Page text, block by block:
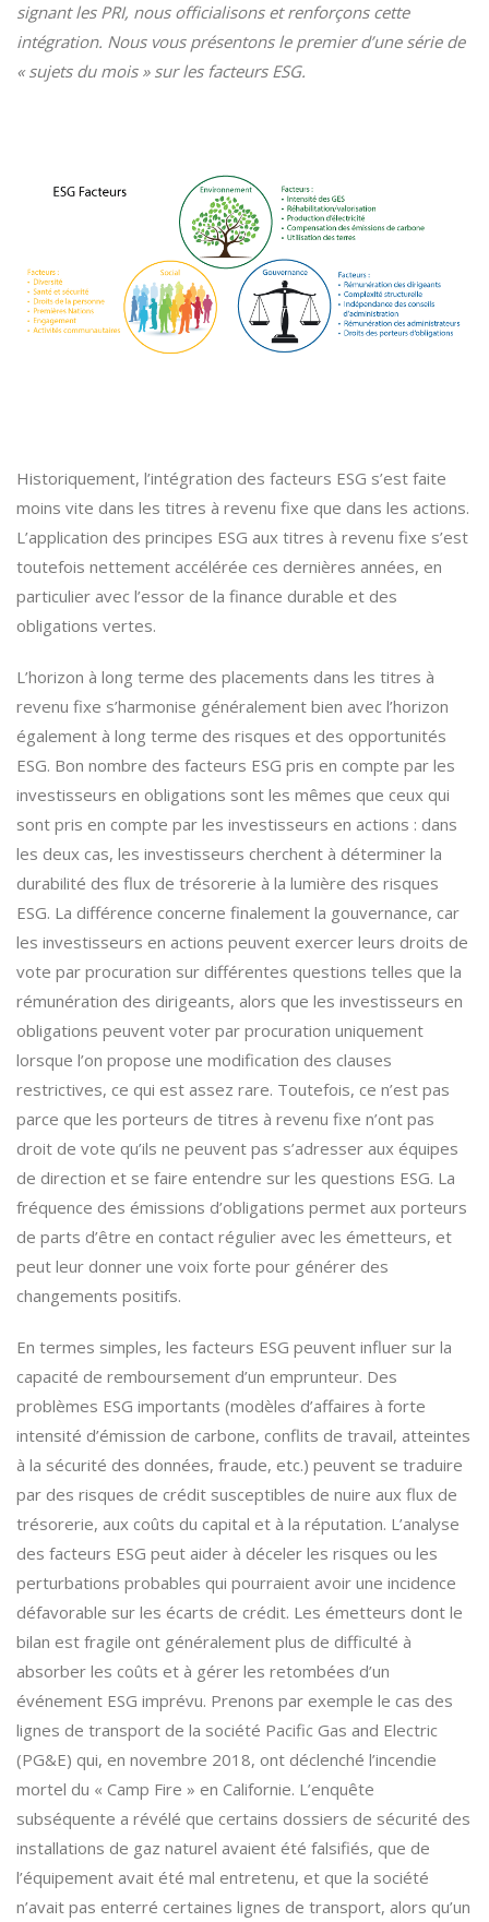
signant les PRI, nous officialisons et renforçons cette
intégration. Nous vous présentons le premier d’une série de
« sujets du mois » sur les facteurs ESG.
Historiquement, l’intégration des facteurs ESG s’est faite
moins vite dans les titres à revenu fixe que dans les actions.
L’application des principes ESG aux titres à revenu fixe s’est
toutefois nettement accélérée ces dernières années, en
particulier avec l’essor de la finance durable et des
obligations vertes.
L’horizon à long terme des placements dans les titres à
revenu fixe s’harmonise généralement bien avec l’horizon
également à long terme des risques et des opportunités
ESG. Bon nombre des facteurs ESG pris en compte par les
investisseurs en obligations sont les mêmes que ceux qui
sont pris en compte par les investisseurs en actions : dans
les deux cas, les investisseurs cherchent à déterminer la
durabilité des flux de trésorerie à la lumière des risques
ESG. La différence concerne finalement la gouvernance, car
les investisseurs en actions peuvent exercer leurs droits de
vote par procuration sur différentes questions telles que la
rémunération des dirigeants, alors que les investisseurs en
obligations peuvent voter par procuration uniquement
lorsque l’on propose une modification des clauses
restrictives, ce qui est assez rare. Toutefois, ce n’est pas
parce que les porteurs de titres à revenu fixe n’ont pas
droit de vote qu’ils ne peuvent pas s’adresser aux équipes
de direction et se faire entendre sur les questions ESG. La
fréquence des émissions d’obligations permet aux porteurs
de parts d’être en contact régulier avec les émetteurs, et
peut leur donner une voix forte pour générer des
changements positifs.
En termes simples, les facteurs ESG peuvent influer sur la
capacité de remboursement d’un emprunteur. Des
problèmes ESG importants (modèles d’affaires à forte
intensité d’émission de carbone, conflits de travail, atteintes
à la sécurité des données, fraude, etc.) peuvent se traduire
par des risques de crédit susceptibles de nuire aux flux de
trésorerie, aux coûts du capital et à la réputation. L’analyse
des facteurs ESG peut aider à déceler les risques ou les
perturbations probables qui pourraient avoir une incidence
défavorable sur les écarts de crédit. Les émetteurs dont le
bilan est fragile ont généralement plus de difficulté à
absorber les coûts et à gérer les retombées d’un
événement ESG imprévu. Prenons par exemple le cas des
lignes de transport de la société Pacific Gas and Electric
(PG&E) qui, en novembre 2018, ont déclenché l’incendie
mortel du « Camp Fire » en Californie. L’enquête
subséquente a révélé que certains dossiers de sécurité des
installations de gaz naturel avaient été falsifiés, que de
l’équipement avait été mal entretenu, et que la société
n’avait pas enterré certaines lignes de transport, alors qu’un